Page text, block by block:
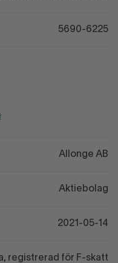
5690-6225
Allonge AB
Aktiebolag
2021-05-14
registrerad för F-skatt